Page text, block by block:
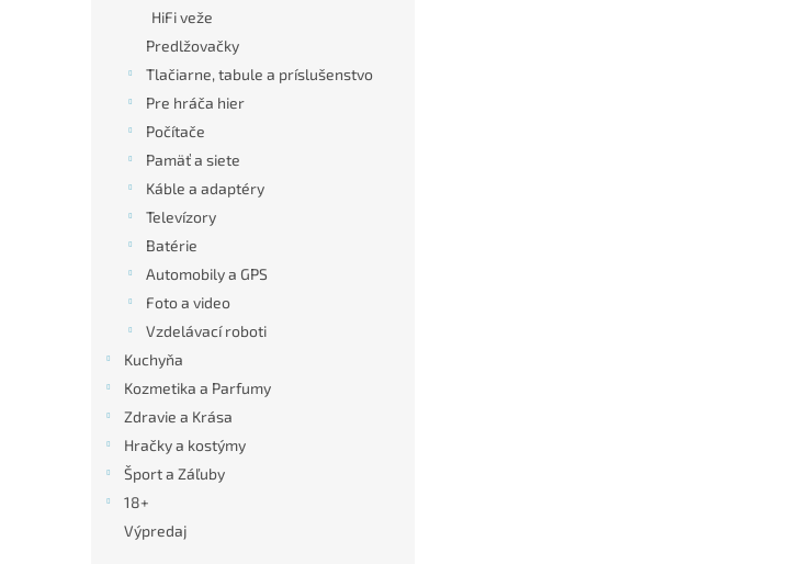
HiFi veže
Predlžovačky
Tlačiarne, tabule a príslušenstvo
Pre hráča hier
Počítače
Pamäť a siete
Káble a adaptéry
Televízory
Batérie
Automobily a GPS
Foto a video
Vzdelávací roboti
Kuchyňa
Kozmetika a Parfumy
Zdravie a Krása
Hračky a kostýmy
Šport a Záľuby
18+
Výpredaj